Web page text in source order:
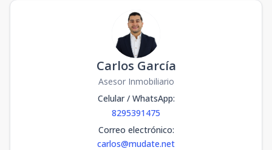
Carlos García
Asesor Inmobiliario
Celular / WhatsApp:
8295391475
Correo electrónico:
carlos@mudate.net